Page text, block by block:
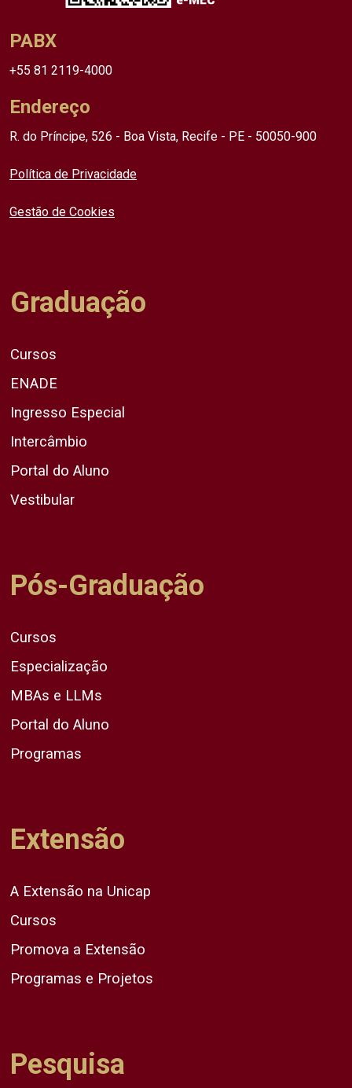
PABX
+55 81 2119-4000
Endereço
R. do Príncipe, 526 - Boa Vista, Recife - PE - 50050-900
Política de Privacidade
Gestão de Cookies
Graduação
Cursos
ENADE
Ingresso Especial
Intercâmbio
Portal do Aluno
Vestibular
Pós-Graduação
Cursos
Especialização
MBAs e LLMs
Portal do Aluno
Programas
Extensão
A Extensão na Unicap
Cursos
Promova a Extensão
Programas e Projetos
Pesquisa